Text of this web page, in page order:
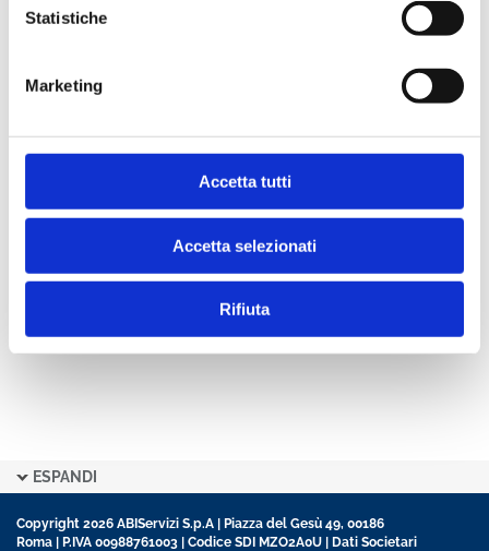
Statistiche
Marketing
Accetta tutti
Accetta selezionati
Rifiuta
Indice
ESPANDI
Copyright 2026 ABIServizi S.p.A | Piazza del Gesù 49, 00186
Roma | P.IVA 00988761003 | Codice SDI MZO2A0U |
Dati Societari